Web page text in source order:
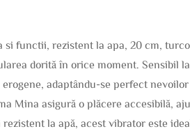
si functii, rezistent la apa, 20 cm,
dorită în orice moment. Sensibil
adaptându-se perfect
Mina asigură o plăcere accesibilă,
la apă, acest vibrator este